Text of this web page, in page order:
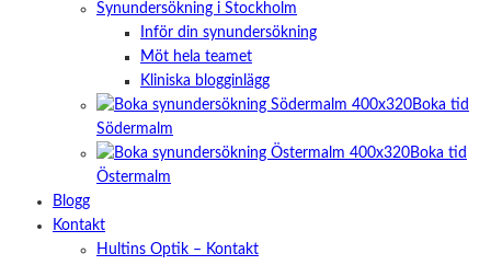
Synundersökning i Stockholm
Inför din synundersökning
Möt hela teamet
Kliniska blogginlägg
Boka tid
Södermalm
Boka tid
Östermalm
Blogg
Kontakt
Hultins Optik – Kontakt